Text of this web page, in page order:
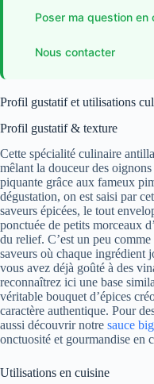
Poser ma question en
Nous contacter
Profil gustatif et utilisations
Profil gustatif & texture
Cette spécialité culinaire
mêlant la douceur des
piquante grâce aux fameux
dégustation, on est saisi par
saveurs épicées, le tout
ponctuée de petits morceaux
du relief. C’est un peu
saveurs où chaque ingrédient
vous avez déjà goûté à des
reconnaîtrez ici une base
véritable bouquet d’épices
caractère authentique. Pour
aussi découvrir notre sauce
onctuosité et gourmandise en
Utilisations en cuisine